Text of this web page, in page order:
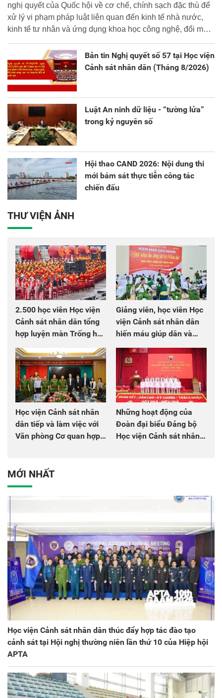
nghị quyết của Quốc hội về cơ chế, chính sạch đặc thù để
xử lý vi phạm pháp luật liên quan đến kinh tế nhà nước,
kinh tế tư nhân và ứng dụng khoa học công nghệ, đổi mới
Bản tin Nghị quyết số 57 tại Học viện
Cảnh sát nhân dân (Tháng 8/2026)
Luật An ninh dữ liệu - “tường lửa”
trong kỷ nguyên số
Hội thao CAND 2026: Nội dung thi
mới bám sát thực tiễn công tác
chiến đấu
THƯ VIỆN ẢNH
2.500 học viên Học viện
Cảnh sát nhân dân tổng
hợp luyện màn Trống hội
chào mừng Đại hội Đảng
Giảng viên, học viên Học
viện Cảnh sát nhân dân
hiến máu giúp dân và
đồng đội
Học viện Cảnh sát nhân
dân tiếp và làm việc với
Văn phòng Cơ quan hợp
Những hoạt động của
Đoàn đại biểu Đảng bộ
Học viện Cảnh sát nhân
MỚI NHẤT
Học viện Cảnh sát nhân dân thúc đẩy hợp tác đào tạo
cảnh sát tại Hội nghị thường niên lần thứ 10 của Hiệp hội
APTA